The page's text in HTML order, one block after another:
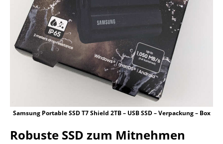
Samsung Portable SSD T7 Shield 2TB – USB SSD – Verpackung – Box
Robuste SSD zum Mitnehmen